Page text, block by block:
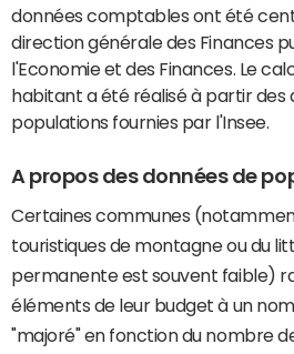
données comptables ont été
direction générale des Finances
l'Economie et des Finances. Le
habitant a été réalisé à partir des
populations fournies par l'Insee.
A propos des données de
Certaines communes
touristiques de montagne ou du
permanente est souvent faible)
éléments de leur budget à un
"majoré" en fonction du nombre